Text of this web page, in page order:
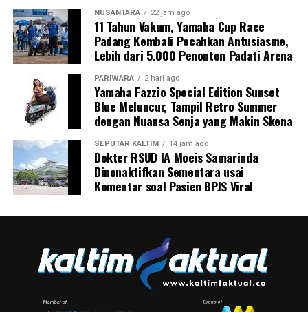
NUSANTARA 22 jam ago
11 Tahun Vakum, Yamaha Cup Race
Padang Kembali Pecahkan Antusiasme,
Lebih dari 5.000 Penonton Padati Arena
PARIWARA 2 hari ago
Yamaha Fazzio Special Edition Sunset
Blue Meluncur, Tampil Retro Summer
dengan Nuansa Senja yang Makin Skena
SEPUTAR KALTIM 14 jam ago
Dokter RSUD IA Moeis Samarinda
Dinonaktifkan Sementara usai
Komentar soal Pasien BPJS Viral